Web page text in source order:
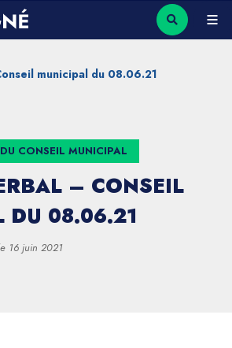
municipal du 08.06.21
CONSEIL MUNICIPAL
– CONSEIL
DU 08.06.21
16 juin 2021